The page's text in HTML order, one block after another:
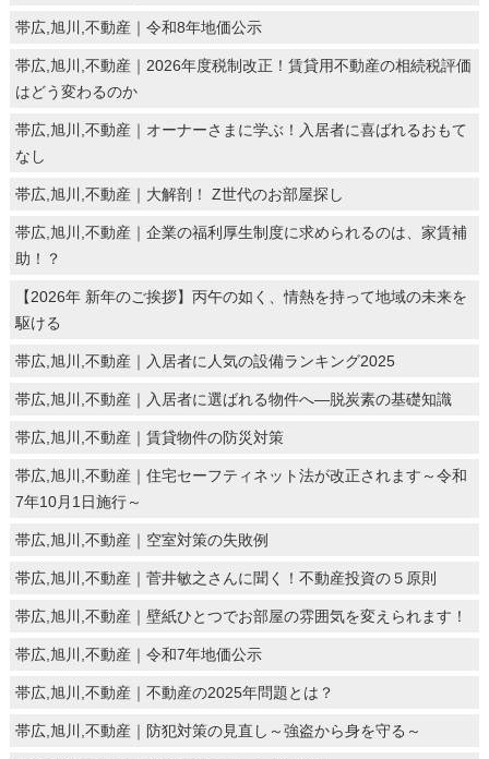
帯広,旭川,不動産｜令和8年地価公示
帯広,旭川,不動産｜2026年度税制改正！賃貸用不動産の相続税評価
はどう変わるのか
帯広,旭川,不動産｜オーナーさまに学ぶ！入居者に喜ばれるおもて
なし
帯広,旭川,不動産｜大解剖！ Z世代のお部屋探し
帯広,旭川,不動産｜企業の福利厚生制度に求められるのは、家賃補
助！？
【2026年 新年のご挨拶】丙午の如く、情熱を持って地域の未来を
駆ける
帯広,旭川,不動産｜入居者に人気の設備ランキング2025
帯広,旭川,不動産｜入居者に選ばれる物件へ―脱炭素の基礎知識
帯広,旭川,不動産｜賃貸物件の防災対策
帯広,旭川,不動産｜住宅セーフティネット法が改正されます～令和
7年10月1日施行～
帯広,旭川,不動産｜空室対策の失敗例
帯広,旭川,不動産｜菅井敏之さんに聞く！不動産投資の５原則
帯広,旭川,不動産｜壁紙ひとつでお部屋の雰囲気を変えられます！
帯広,旭川,不動産｜令和7年地価公示
帯広,旭川,不動産｜不動産の2025年問題とは？
帯広,旭川,不動産｜防犯対策の見直し～強盗から身を守る～